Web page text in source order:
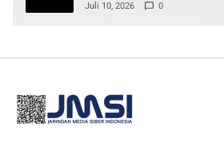
Juli 10, 2026 0